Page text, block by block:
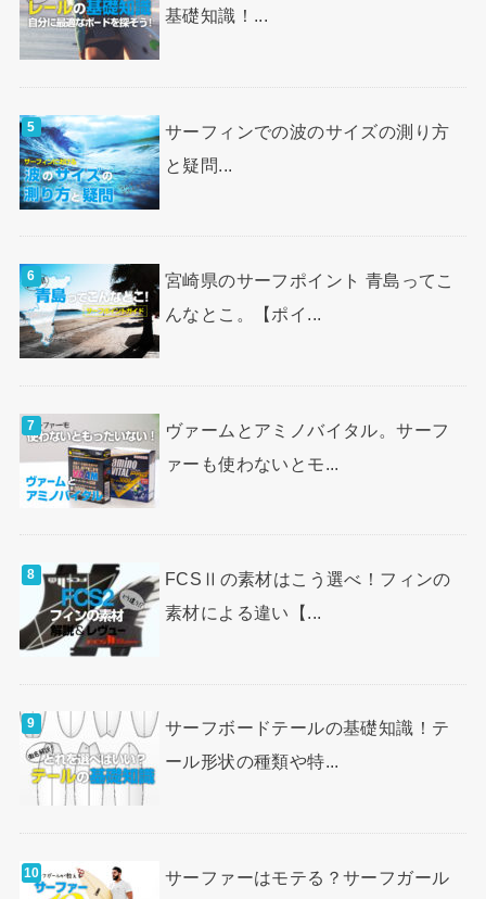
基礎知識！...
サーフィンでの波のサイズの測り方
と疑問...
宮崎県のサーフポイント 青島ってこ
んなとこ。【ポイ...
ヴァームとアミノバイタル。サーフ
ァーも使わないとモ...
FCSⅡの素材はこう選べ！フィンの
素材による違い【...
サーフボードテールの基礎知識！テ
ール形状の種類や特...
サーファーはモテる？サーフガール